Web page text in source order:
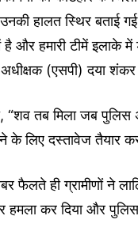
हालत स्थिर बताई
और हमारी टीमें इलाके में
अधीक्षक (एसपी) दया
“शव तब मिला जब पुलिस
के लिए दस्तावेज तैयार
फैलते ही ग्रामीणों ने
कर दिया और